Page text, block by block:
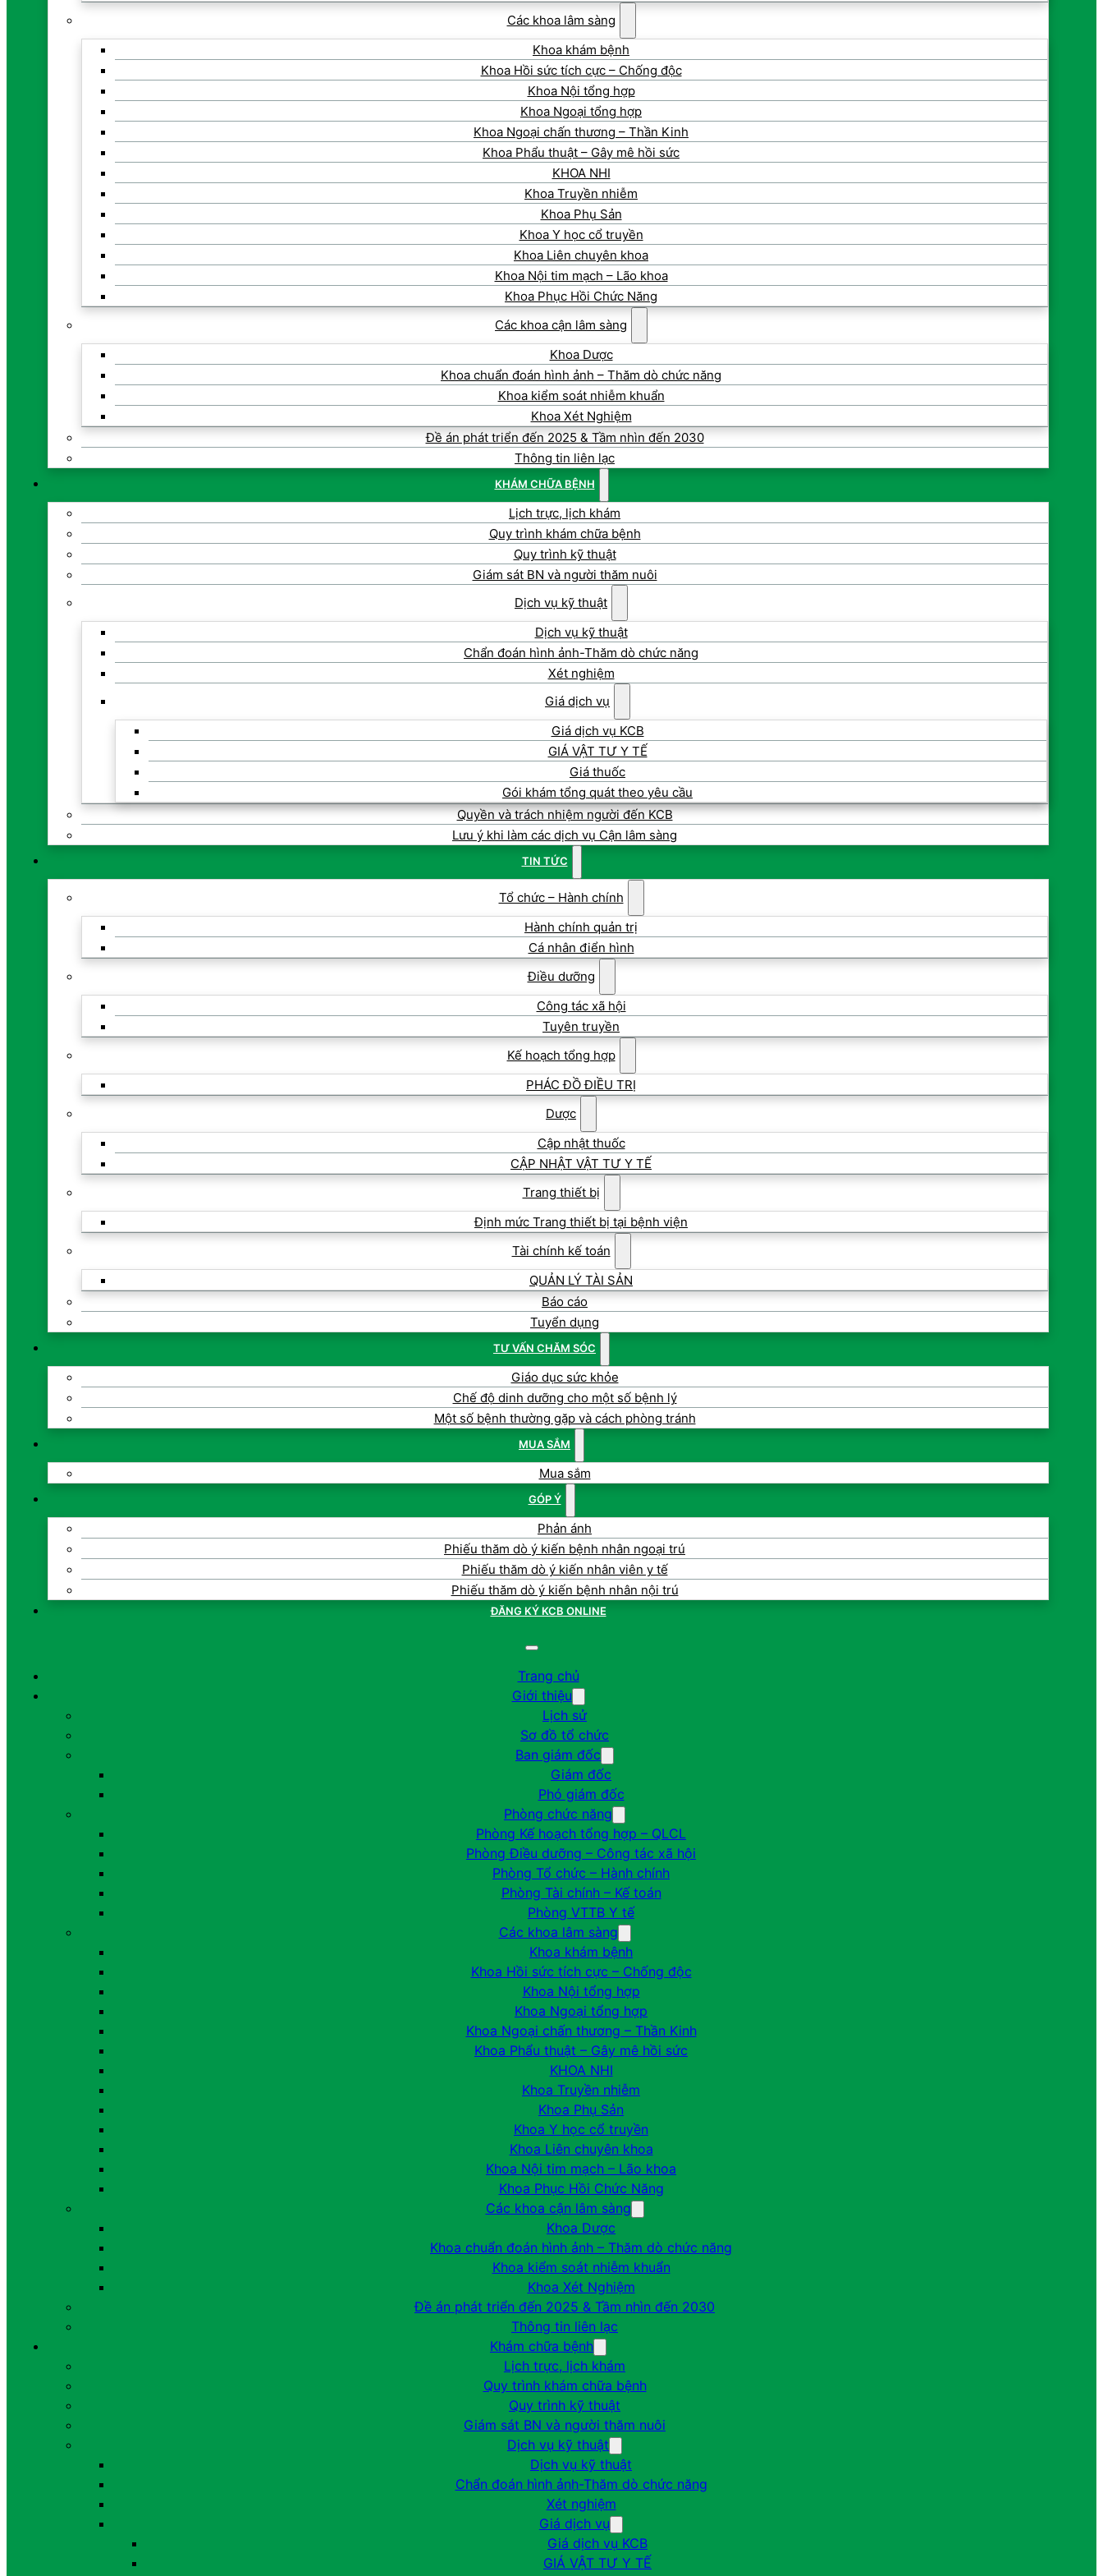
Các khoa lâm sàng
Khoa khám bệnh
Khoa Hồi sức tích cực – Chống độc
Khoa Nội tổng hợp
Khoa Ngoại tổng hợp
Khoa Ngoại chấn thương – Thần Kinh
Khoa Phẩu thuật – Gây mê hồi sức
KHOA NHI
Khoa Truyền nhiễm
Khoa Phụ Sản
Khoa Y học cổ truyền
Khoa Liên chuyên khoa
Khoa Nội tim mạch – Lão khoa
Khoa Phục Hồi Chức Năng
Các khoa cận lâm sàng
Khoa Dược
Khoa chuẩn đoán hình ảnh – Thăm dò chức năng
Khoa kiểm soát nhiễm khuẩn
Khoa Xét Nghiệm
Đề án phát triển đến 2025 & Tầm nhìn đến 2030
Thông tin liên lạc
KHÁM CHỮA BỆNH
Lịch trực, lịch khám
Quy trình khám chữa bệnh
Quy trình kỹ thuật
Giám sát BN và người thăm nuôi
Dịch vụ kỹ thuật
Dịch vụ kỹ thuật
Chẩn đoán hình ảnh-Thăm dò chức năng
Xét nghiệm
Giá dịch vụ
Giá dịch vụ KCB
GIÁ VẬT TƯ Y TẾ
Giá thuốc
Gói khám tổng quát theo yêu cầu
Quyền và trách nhiệm người đến KCB
Lưu ý khi làm các dịch vụ Cận lâm sàng
TIN TỨC
Tổ chức – Hành chính
Hành chính quản trị
Cá nhân điển hình
Điều dưỡng
Công tác xã hội
Tuyên truyền
Kế hoạch tổng hợp
PHÁC ĐỒ ĐIỀU TRỊ
Dược
Cập nhật thuốc
CẬP NHẬT VẬT TƯ Y TẾ
Trang thiết bị
Định mức Trang thiết bị tại bệnh viện
Tài chính kế toán
QUẢN LÝ TÀI SẢN
Báo cáo
Tuyển dụng
TƯ VẤN CHĂM SÓC
Giáo dục sức khỏe
Chế độ dinh dưỡng cho một số bệnh lý
Một số bệnh thường gặp và cách phòng tránh
MUA SẮM
Mua sắm
GÓP Ý
Phản ánh
Phiếu thăm dò ý kiến bệnh nhân ngoại trú
Phiếu thăm dò ý kiến nhân viên y tế
Phiếu thăm dò ý kiến bệnh nhân nội trú
ĐĂNG KÝ KCB ONLINE
Trang chủ
Giới thiệu
Lịch sử
Sơ đồ tổ chức
Ban giám đốc
Giám đốc
Phó giám đốc
Phòng chức năng
Phòng Kế hoạch tổng hợp – QLCL
Phòng Điều dưỡng – Công tác xã hội
Phòng Tổ chức – Hành chính
Phòng Tài chính – Kế toán
Phòng VTTB Y tế
Các khoa lâm sàng
Khoa khám bệnh
Khoa Hồi sức tích cực – Chống độc
Khoa Nội tổng hợp
Khoa Ngoại tổng hợp
Khoa Ngoại chấn thương – Thần Kinh
Khoa Phẩu thuật – Gây mê hồi sức
KHOA NHI
Khoa Truyền nhiễm
Khoa Phụ Sản
Khoa Y học cổ truyền
Khoa Liên chuyên khoa
Khoa Nội tim mạch – Lão khoa
Khoa Phục Hồi Chức Năng
Các khoa cận lâm sàng
Khoa Dược
Khoa chuẩn đoán hình ảnh – Thăm dò chức năng
Khoa kiểm soát nhiễm khuẩn
Khoa Xét Nghiệm
Đề án phát triển đến 2025 & Tầm nhìn đến 2030
Thông tin liên lạc
Khám chữa bệnh
Lịch trực, lịch khám
Quy trình khám chữa bệnh
Quy trình kỹ thuật
Giám sát BN và người thăm nuôi
Dịch vụ kỹ thuật
Dịch vụ kỹ thuật
Chẩn đoán hình ảnh-Thăm dò chức năng
Xét nghiệm
Giá dịch vụ
Giá dịch vụ KCB
GIÁ VẬT TƯ Y TẾ